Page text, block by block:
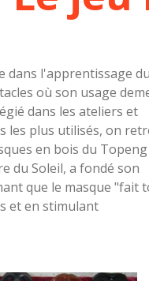
dans l'apprentissage
où son usage
dans les ateliers et
les plus utilisés, on
en bois du Topeng
du Soleil, a fondé son
que le masque "fait
et en stimulant